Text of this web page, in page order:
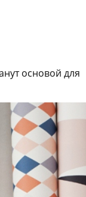
основой для